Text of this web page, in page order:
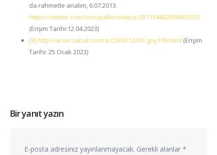
da rahmetle analım, 6.07.2013.
https://twitter.com/sunayakin/status/357154882890903552
(Erişim Tarihi:12.04.2023)
[9] http://arsiv.sabah.com.tr/2003/12/01/gny109.html (Erişim
Tarihi: 25 Ocak 2023)
Bir yanıt yazın
E-posta adresiniz yayınlanmayacak. Gerekli alanlar *